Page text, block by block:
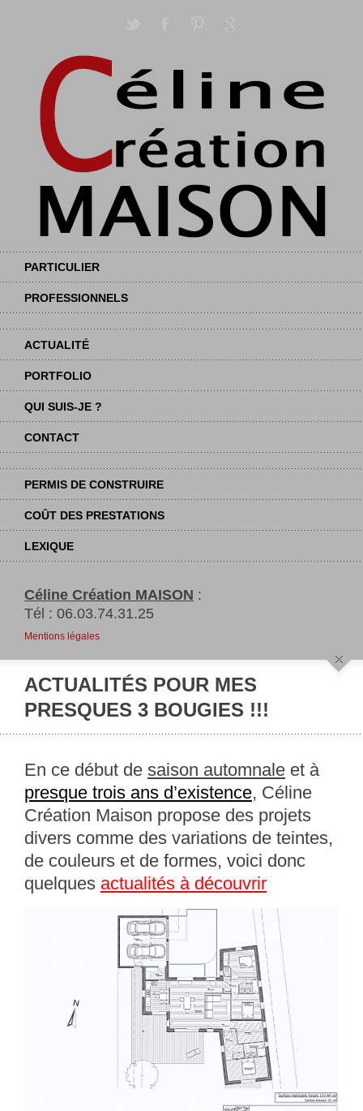
PARTICULIER
PROFESSIONNELS
ACTUALITÉ
PORTFOLIO
QUI SUIS-JE ?
CONTACT
PERMIS DE CONSTRUIRE
COÛT DES PRESTATIONS
LEXIQUE
Céline Création MAISON :
Tél : 06.03.74.31.25
Mentions légales
ACTUALITÉS POUR MES
PRESQUES 3 BOUGIES !!!
En ce début de saison automnale et à
presque trois ans d’existence, Céline
Création Maison propose des projets
divers comme des variations de teintes,
de couleurs et de formes, voici donc
quelques actualités à découvrir